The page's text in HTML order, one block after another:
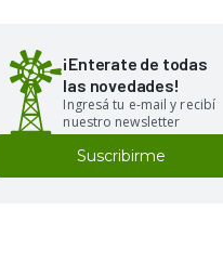
¡Enterate de todas
las novedades!
Ingresá tu e-mail y recibí
nuestro newsletter
Suscribirme